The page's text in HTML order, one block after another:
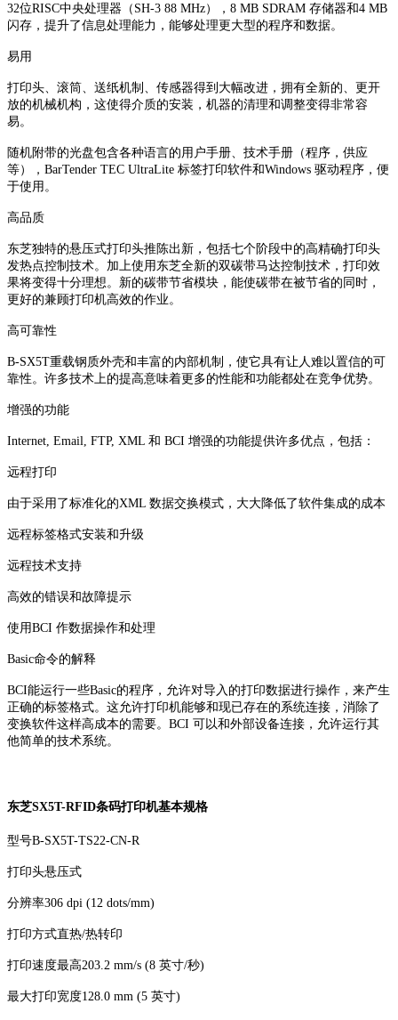
32位RISC中央处理器（SH-3 88 MHz），8 MB SDRAM 存储器和4 MB
闪存，提升了信息处理能力，能够处理更大型的程序和数据。
易用
打印头、滚筒、送纸机制、传感器得到大幅改进，拥有全新的、更开
放的机械机构，这使得介质的安装，机器的清理和调整变得非常容
易。
随机附带的光盘包含各种语言的用户手册、技术手册（程序，供应
等），BarTender TEC UltraLite 标签打印软件和Windows 驱动程序，便
于使用。
高品质
东芝独特的悬压式打印头推陈出新，包括七个阶段中的高精确打印头
发热点控制技术。加上使用东芝全新的双碳带马达控制技术，打印效
果将变得十分理想。新的碳带节省模块，能使碳带在被节省的同时，
更好的兼顾打印机高效的作业。
高可靠性
B-SX5T重载钢质外壳和丰富的内部机制，使它具有让人难以置信的可
靠性。许多技术上的提高意味着更多的性能和功能都处在竞争优势。
增强的功能
Internet, Email, FTP, XML 和 BCI 增强的功能提供许多优点，包括：
远程打印
由于采用了标准化的XML 数据交换模式，大大降低了软件集成的成本
远程标签格式安装和升级
远程技术支持
高效的错误和故障提示
使用BCI 作数据操作和处理
Basic命令的解释
BCI能运行一些Basic的程序，允许对导入的打印数据进行操作，来产生
正确的标签格式。这允许打印机能够和现已存在的系统连接，消除了
变换软件这样高成本的需要。BCI 可以和外部设备连接，允许运行其
他简单的技术系统。
东芝SX5T-RFID条码打印机基本规格
型号B-SX5T-TS22-CN-R
打印头悬压式
分辨率306 dpi (12 dots/mm)
打印方式直热/热转印
打印速度最高203.2 mm/s (8 英寸/秒)
最大打印宽度128.0 mm (5 英寸)